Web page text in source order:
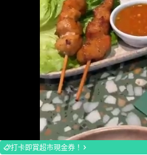
Loaded:
100.00%
打卡即賞超市現金券！